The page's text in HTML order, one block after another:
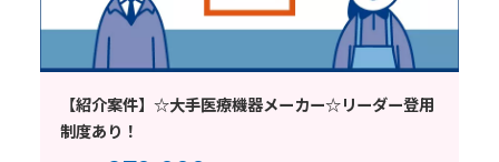
【紹介案件】☆大手医療機器メーカー☆リーダー登用
制度あり！